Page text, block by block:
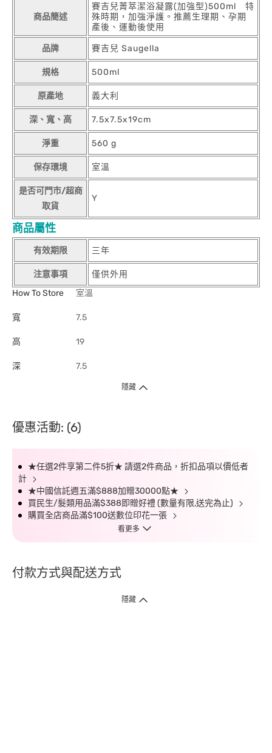
商品簡述
賽吉兒菁萃潔浴凝露(加強型)500ml 特
殊時期，加強淨護。推薦生理期、孕期
產後、運動後使用
品牌 賽吉兒 Saugella
規格 500ml
原產地 義大利
深、寬、高 7.5x7.5x19cm
淨重 560 g
保存環境 室溫
是否可門市/超商
取貨
Y
商品屬性
有效期限 三年
注意事項
僅供外用
How To Store
室溫
寬 7.5
高 19
深 7.5
隱藏
優惠活動: (6)
★任選2件享第二件5折★ 請選2件商品，折扣品項以價低者
計
★中國信託週五滿$888加贈30000點★
買民生/髮類用品滿$388即贈好禮 (數量有限,送完為止)
購買全店商品滿$100送數位印花一張
看更多
付款方式與配送方式
隱藏